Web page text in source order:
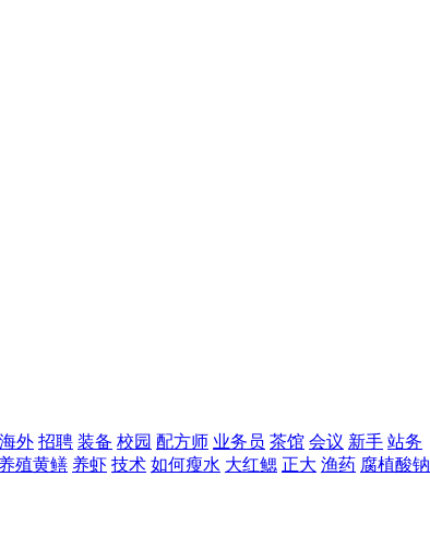
海外 招聘 装备 校园 配方师 业务员 茶馆 会议 新手 站务
殖黄鳝 养虾 技术 如何瘦水 大红鳃 正大 渔药 腐植酸钠